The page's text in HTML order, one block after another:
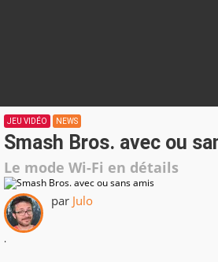
JEU VIDÉO NEWS
Smash Bros. avec ou
Le mode Wi-Fi en détails
par Julo
.